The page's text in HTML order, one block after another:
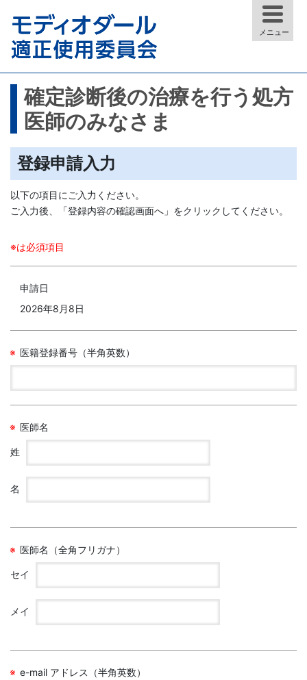
メニュー
確定診断後の治療を行う処方
医師のみなさま
登録申請入力
以下の項目にご入力ください。
ご入力後、「登録内容の確認画面へ」をクリックしてください。
※は必須項目
申請日
2026年8月8日
医籍登録番号（半角英数）
医師名
姓
名
医師名（全角フリガナ）
セイ
メイ
e-mail アドレス（半角英数）